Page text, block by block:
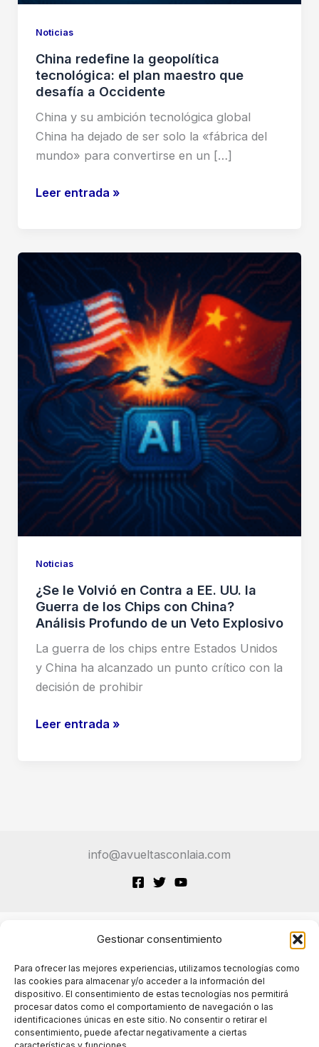
Gestionar consentimiento
Para ofrecer las mejores experiencias, utilizamos tecnologías como
las cookies para almacenar y/o acceder a la información del
dispositivo. El consentimiento de estas tecnologías nos permitirá
procesar datos como el comportamiento de navegación o las
identificaciones únicas en este sitio. No consentir o retirar el
consentimiento, puede afectar negativamente a ciertas
Noticias
China redefine la geopolítica
tecnológica: el plan maestro que
desafía a Occidente
China y su ambición tecnológica global
China ha dejado de ser solo la «fábrica del
mundo» para convertirse en un […]
China
geopolítica
tecnológica:
plan
maestro
que
desafía
a
Occidente
Leer entrada »
Noticias
¿Se le Volvió en Contra a EE. UU. la
Guerra de los Chips con China?
Análisis Profundo de un Veto Explosivo
La guerra de los chips entre Estados Unidos
y China ha alcanzado un punto crítico con la
decisión de prohibir
¿Se
con
China?
Análisis
Profundo
Leer entrada »
info@avueltasconlaia.com
Políticas de cookies